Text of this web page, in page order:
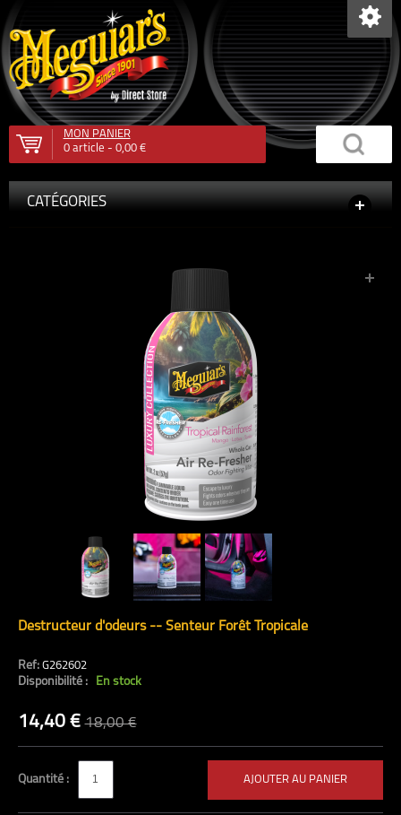
MON PANIER
0article - 0,00 €
CATÉGORIES
Destructeur d'odeurs -- Senteur Forêt Tropicale
Ref: G262602
Disponibilité : En stock
14,40 €18,00 €
Quantité : AJOUTER AU PANIER